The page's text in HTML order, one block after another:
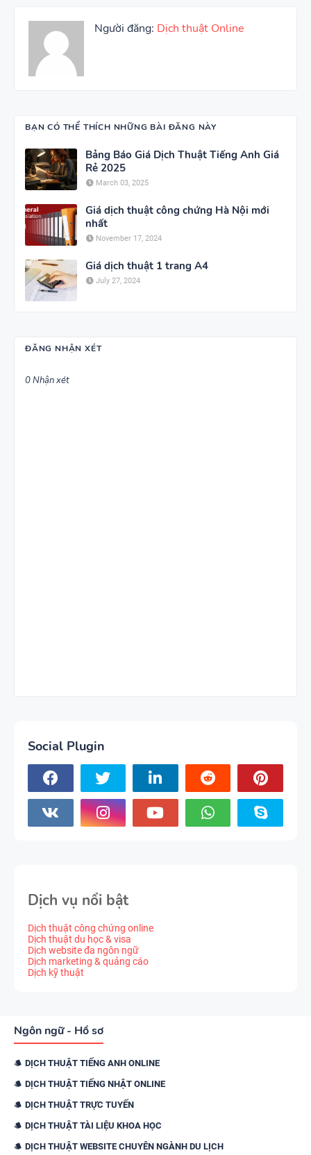
Người đăng: Dịch thuật Online
BẠN CÓ THỂ THÍCH NHỮNG BÀI ĐĂNG NÀY
Bảng Báo Giá Dịch Thuật Tiếng Anh Giá
Rẻ 2025
March 03, 2025
Giá dịch thuật công chứng Hà Nội mới
nhất
November 17, 2024
Giá dịch thuật 1 trang A4
July 27, 2024
ĐĂNG NHẬN XÉT
0 Nhận xét
Social Plugin
Dịch vụ nổi bật
Dịch thuật công chứng online
Dịch thuật du học & visa
Dịch website đa ngôn ngữ
Dịch marketing & quảng cáo
Dịch kỹ thuật
Ngôn ngữ - Hồ sơ
DỊCH THUẬT TIẾNG ANH ONLINE
DỊCH THUẬT TIẾNG NHẬT ONLINE
DỊCH THUẬT TRỰC TUYẾN
DỊCH THUẬT TÀI LIỆU KHOA HỌC
DỊCH THUẬT WEBSITE CHUYÊN NGÀNH DU LỊCH